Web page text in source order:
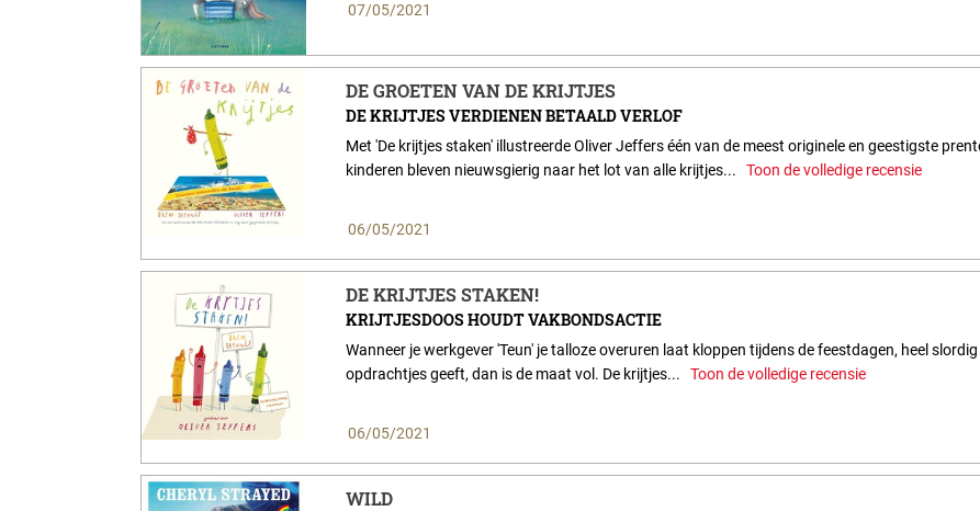
07/05/2021
DE GROETEN VAN DE KRIJTJES
DE KRIJTJES VERDIENEN BETAALD VERLOF
Met 'De krijtjes staken' illustreerde Oliver Jeffers één van de meest originele en geestigste
kinderen bleven nieuwsgierig naar het lot van alle krijtjes...
Toon de volledige recensie
06/05/2021
DE KRIJTJES STAKEN!
KRIJTJESDOOS HOUDT VAKBONDSACTIE
Wanneer je werkgever 'Teun' je talloze overuren laat kloppen tijdens de feestdagen, heel
opdrachtjes geeft, dan is de maat vol. De krijtjes...
Toon de volledige recensie
06/05/2021
WILD